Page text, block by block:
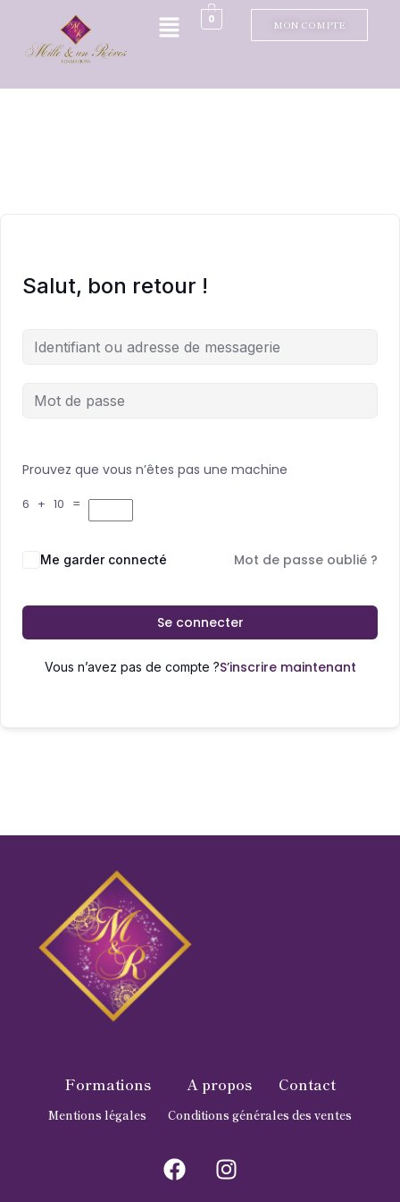
0 MON COMPTE
Salut, bon retour !
Prouvez que vous n’êtes pas une machine
6 + 10 =
Me garder connecté Mot de passe oublié ?
Se connecter
Vous n’avez pas de compte ?S’inscrire maintenant
Formations A propos Contact
Mentions légales Conditions générales des ventes